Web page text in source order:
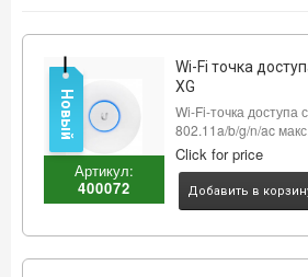
Артикул:
400072
Wi-Fi точка
XG
Wi-Fi-точка доступа
802.11a/b/g/n/ac
Click for price
Добавить в
Новый